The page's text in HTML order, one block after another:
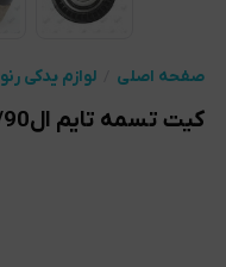
صفحه اصلی لوازم یدکی رنو
کیت تسمه تایم ال90/ساندرو/مگان1600